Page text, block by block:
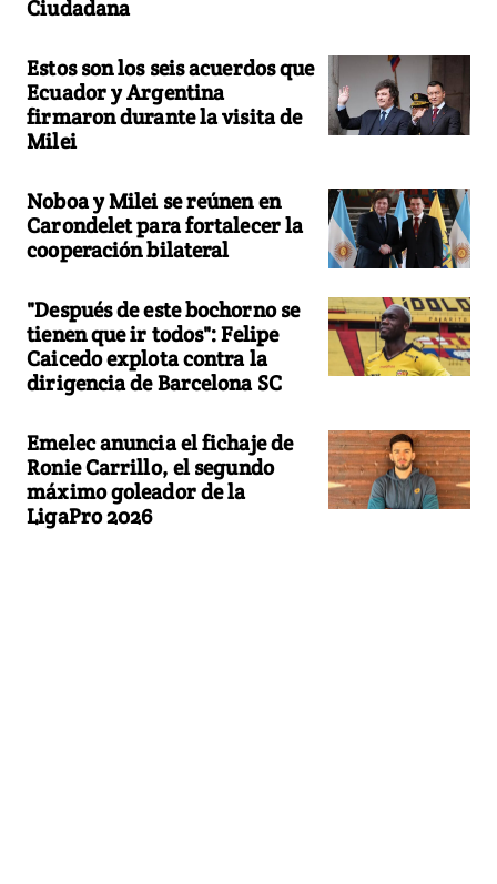
Ciudadana
Estos son los seis acuerdos que
Ecuador y Argentina
firmaron durante la visita de
Milei
Noboa y Milei se reúnen en
Carondelet para fortalecer la
cooperación bilateral
"Después de este bochorno se
tienen que ir todos": Felipe
Caicedo explota contra la
dirigencia de Barcelona SC
Emelec anuncia el fichaje de
Ronie Carrillo, el segundo
máximo goleador de la
LigaPro 2026